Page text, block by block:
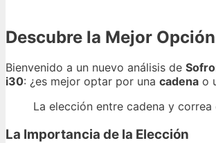
Descubre la Mejor
Bienvenido a un nuevo análisis de
i30: ¿es mejor optar por una cadena o
La elección entre cadena y
La Importancia de la Elección